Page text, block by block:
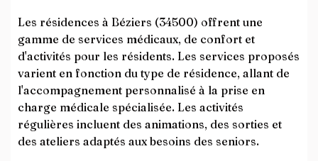
Les résidences à Béziers (34500) offrent une
gamme de services médicaux, de confort et
d'activités pour les résidents. Les services proposés
varient en fonction du type de résidence, allant de
l'accompagnement personnalisé à la prise en
charge médicale spécialisée. Les activités
régulières incluent des animations, des sorties et
des ateliers adaptés aux besoins des seniors.